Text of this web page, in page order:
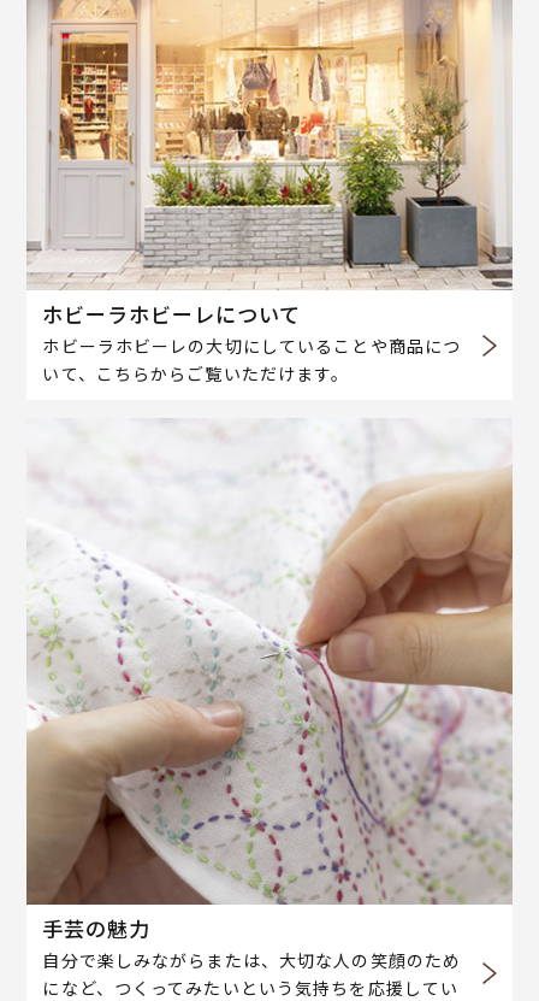
ホビーラホビーレについて
ホビーラホビーレの大切にしていることや商品につ
いて、こちらからご覧いただけます。
手芸の魅力
自分で楽しみながらまたは、大切な人の笑顔のため
になど、つくってみたいという気持ちを応援してい